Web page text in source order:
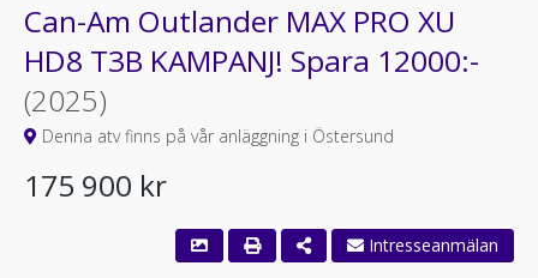
Can-Am Outlander MAX PRO XU
HD8 T3B KAMPANJ! Spara 12000:-
(2025)
Denna atv finns på vår anläggning i Östersund
175 900 kr
Intresseanmälan